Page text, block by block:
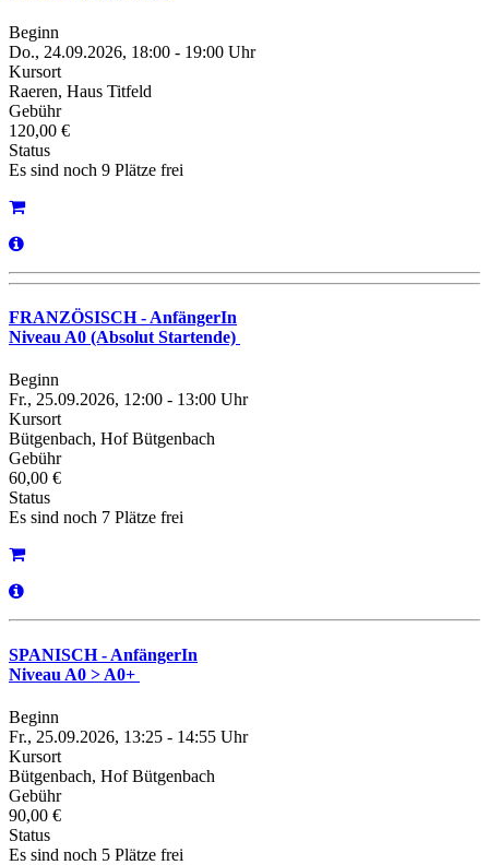
Beginn
Do., 24.09.2026, 18:00 - 19:00 Uhr
Kursort
Raeren, Haus Titfeld
Gebühr
120,00 €
Status
Es sind noch 9 Plätze frei
FRANZÖSISCH - AnfängerIn
Niveau A0 (Absolut Startende)
Beginn
Fr., 25.09.2026, 12:00 - 13:00 Uhr
Kursort
Bütgenbach, Hof Bütgenbach
Gebühr
60,00 €
Status
Es sind noch 7 Plätze frei
SPANISCH - AnfängerIn
Niveau A0 > A0+
Beginn
Fr., 25.09.2026, 13:25 - 14:55 Uhr
Kursort
Bütgenbach, Hof Bütgenbach
Gebühr
90,00 €
Status
Es sind noch 5 Plätze frei